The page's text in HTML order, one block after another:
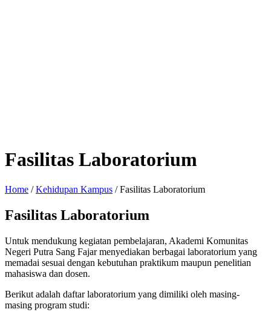
Fasilitas Laboratorium
Home /Kehidupan Kampus /Fasilitas Laboratorium
Fasilitas Laboratorium
Untuk mendukung kegiatan pembelajaran, Akademi Komunitas
Negeri Putra Sang Fajar menyediakan berbagai laboratorium yang
memadai sesuai dengan kebutuhan praktikum maupun penelitian
mahasiswa dan dosen.
Berikut adalah daftar laboratorium yang dimiliki oleh masing-
masing program studi: